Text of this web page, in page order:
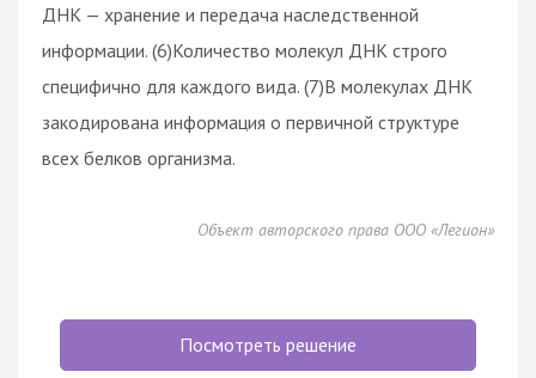
ДНК — хранение и передача наследственной
информации. (6)Количество молекул ДНК строго
специфично для каждого вида. (7)В молекулах ДНК
закодирована информация о первичной структуре
всех белков организма.
Объект авторского права ООО «Легион»
Посмотреть решение